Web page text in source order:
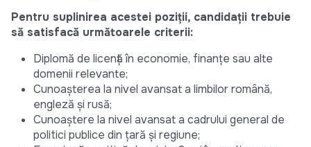
Pentru suplinirea acestei poziții, candidații trebuie
să satisfacă următoarele criterii:
Diplomă de licență în economie, finanțe sau alte
domenii relevante;
Cunoașterea la nivel avansat a limbilor română,
engleză și rusă;
Cunoaștere la nivel avansat a cadrului general de
politici publice din țară și regiune;